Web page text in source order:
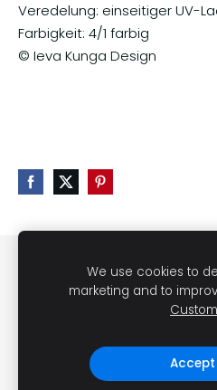
Veredelung: einseitiger UV-
Farbigkeit: 4/1 farbig
© Ieva Kunga Design
KONTAKT AGB
WIDERRUFSRECHT
VERSAND
LETTLANDS
We use cookies to
marketing and to